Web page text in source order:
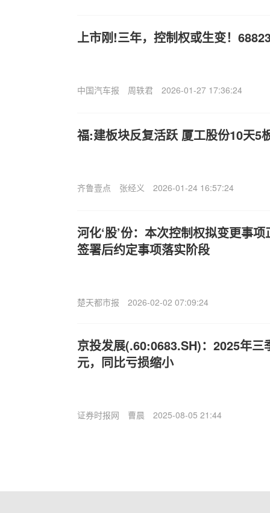
上市刚!三年，控制权或生变！
中国汽车报 周轶君 2026-01-27 17:36:24
福:建板块反复活跃 厦工股份10天5
齐鲁壹点 张经义 2026-01-24 16:57:24
河化‘股’份：本次控制权拟变更事
签署后约定事项落实阶段
楚天都市报 2026-02-02 07:09:24
京投发展(.60:0683.SH)：2025年三
元，同比亏损缩小
证券时报网 曹晨 2025-08-05 21:44